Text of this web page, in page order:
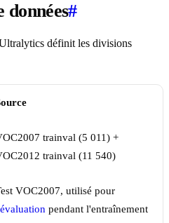
données#
définit les divisions
trainval (5 011) +
trainval (11 540)
VOC2007, utilisé pour
évaluation pendant l'entraînement